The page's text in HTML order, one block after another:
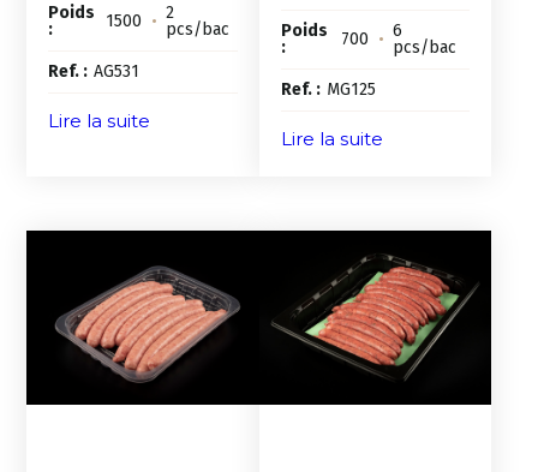
Poids
:
1500 • 2
pcs/bac
Ref. : AG531
Lire la suite
Poids
:
700 • 6
pcs/bac
Ref. : MG125
Lire la suite